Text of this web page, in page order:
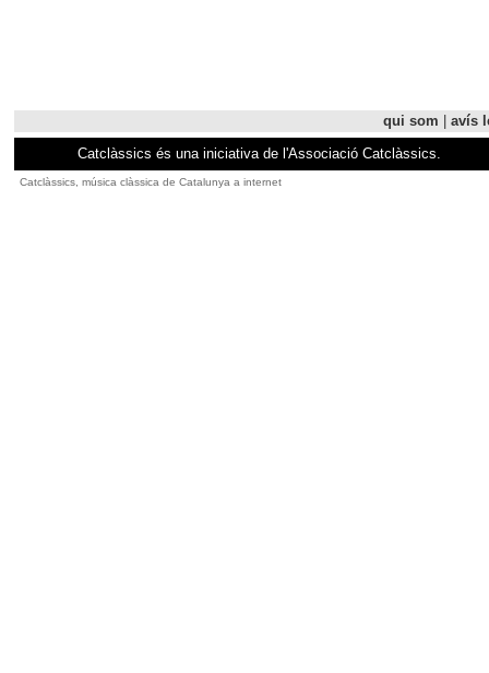
qui som
avís
Catclàssics és una iniciativa de l'Associació Catclàssics.
Catclàssics, música clàssica de Catalunya a internet